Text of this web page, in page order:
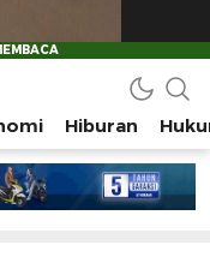
Utuh Hiburan